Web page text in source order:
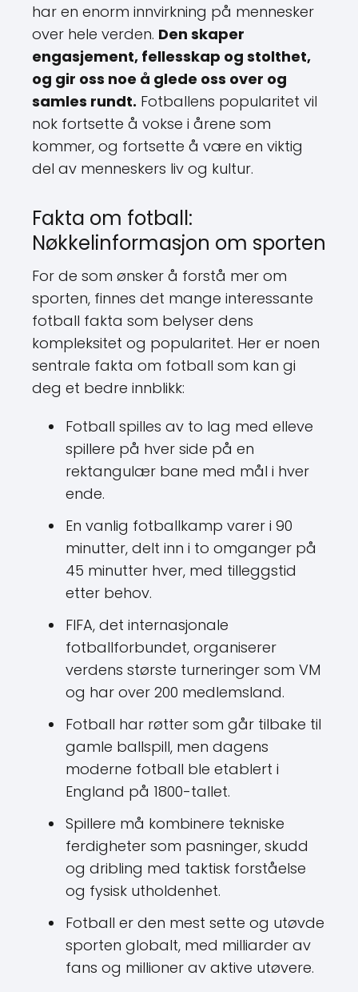
har en enorm innvirkning på mennesker
over hele verden. Den skaper
engasjement, fellesskap og stolthet,
og gir oss noe å glede oss over og
samles rundt. Fotballens popularitet vil
nok fortsette å vokse i årene som
kommer, og fortsette å være en viktig
del av menneskers liv og kultur.
Fakta om fotball:
Nøkkelinformasjon om sporten
For de som ønsker å forstå mer om
sporten, finnes det mange interessante
fotball fakta som belyser dens
kompleksitet og popularitet. Her er noen
sentrale fakta om fotball som kan gi
deg et bedre innblikk:
Fotball spilles av to lag med elleve
spillere på hver side på en
rektangulær bane med mål i hver
ende.
En vanlig fotballkamp varer i 90
minutter, delt inn i to omganger på
45 minutter hver, med tilleggstid
etter behov.
FIFA, det internasjonale
fotballforbundet, organiserer
verdens største turneringer som VM
og har over 200 medlemsland.
Fotball har røtter som går tilbake til
gamle ballspill, men dagens
moderne fotball ble etablert i
England på 1800-tallet.
Spillere må kombinere tekniske
ferdigheter som pasninger, skudd
og dribling med taktisk forståelse
og fysisk utholdenhet.
Fotball er den mest sette og utøvde
sporten globalt, med milliarder av
fans og millioner av aktive utøvere.